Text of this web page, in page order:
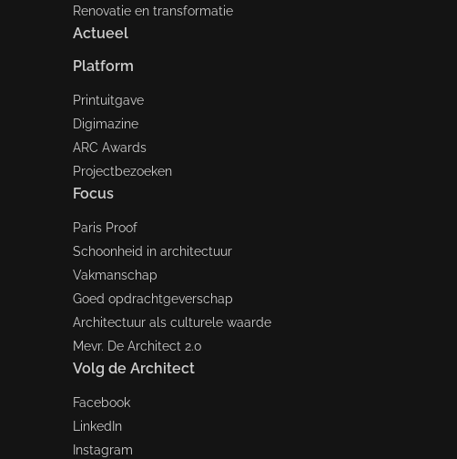
Renovatie en transformatie
Actueel
Platform
Printuitgave
Digimazine
ARC Awards
Projectbezoeken
Focus
Paris Proof
Schoonheid in architectuur
Vakmanschap
Goed opdrachtgeverschap
Architectuur als culturele waarde
Mevr. De Architect 2.0
Volg de Architect
Facebook
LinkedIn
Instagram